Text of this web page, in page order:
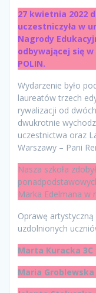
27 kwietnia 2022
uczestniczyła w
Nagrody
odbywającej się
POLIN.
Wydarzenie było
laureatów trzech
rywalizacji od
dwukrotnie
uczestnictwa oraz
Warszawy – Pani
Nasza szkoła
Marka Edelmana w
Oprawę
uzdolnionych
Marta Kuracka
Maria